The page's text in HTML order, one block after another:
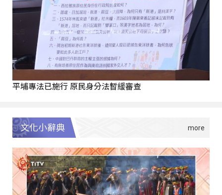
平埔專法已施行 原民身分法暫緩審查
文化小辭典